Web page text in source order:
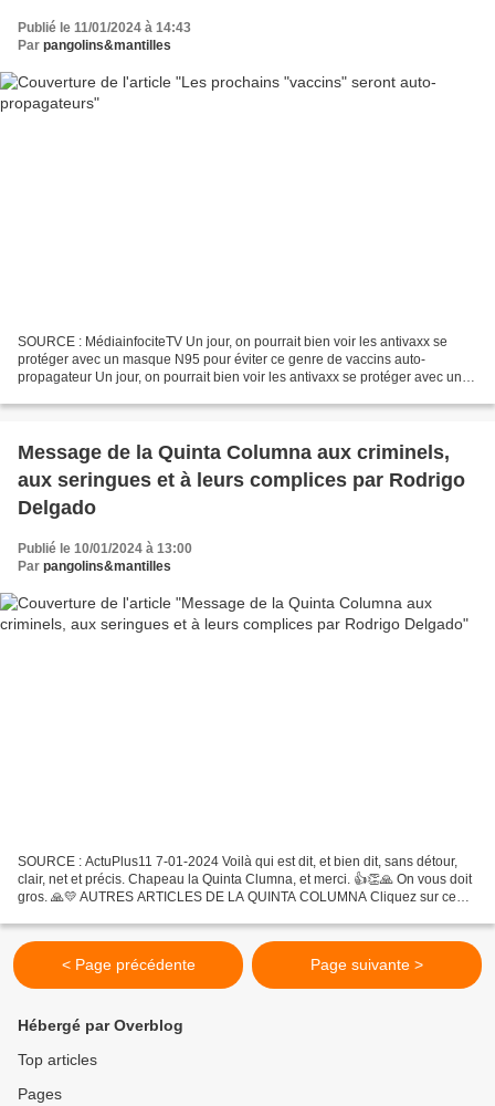
Publié le 11/01/2024 à 14:43
Par pangolins&mantilles
SOURCE : MédiainfociteTV Un jour, on pourrait bien voir les antivaxx se
protéger avec un masque N95 pour éviter ce genre de vaccins auto-
propagateur Un jour, on pourrait bien voir les antivaxx se protéger avec un
Message de la Quinta Columna aux criminels,
aux seringues et à leurs complices par Rodrigo
Delgado
Publié le 10/01/2024 à 13:00
Par pangolins&mantilles
SOURCE : ActuPlus11 7-01-2024 Voilà qui est dit, et bien dit, sans détour,
clair, net et précis. Chapeau la Quinta Clumna, et merci. 👍👏🙏 On vous doit
gros. 🙏💛 AUTRES ARTICLES DE LA QUINTA COLUMNA Cliquez sur ce
___________________________________________________________.
..
< Page précédente Page suivante >
Hébergé par Overblog
Top articles
Pages